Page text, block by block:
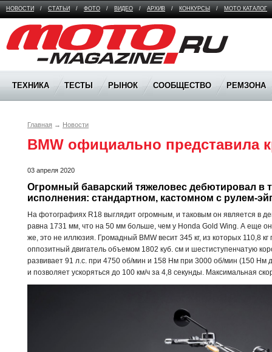
НОВОСТИ / СТАТЬИ / ФОТО / ВИДЕО / АРХИВ / КОНКУРСЫ / МОТО КАТАЛОГ
Moto Magazine
ТЕХНИКА ТЕСТЫ РЫНОК СООБЩЕСТВО РЕМЗОНА
Главная → Новости
BMW официально представила
03 апреля 2020
Огромный баварский тяжеловес дебютировал в
исполнения: стандартном, кастомном с рулем-
На фотографиях R18 выглядит огромным, и таковым он является в
равна 1731 мм, что на 50 мм больше, чем у Honda Gold Wing. А еще
же, это не иллюзия. Громадный BMW весит 345 кг, из которых 110,8
оппозитный двигатель объемом 1802 куб. см и шестиступенчатую
развивает 91 л.с. при 4750 об/мин и 158 Нм при 3000 об/мин (150 Нм
и позволяет ускоряться до 100 км/ч за 4,8 секунды. Максимальная